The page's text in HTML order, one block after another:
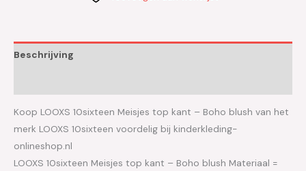
Beschrijving
Koop LOOXS 10sixteen Meisjes top kant – Boho blush van het
merk LOOXS 10sixteen voordelig bij kinderkleding-
onlineshop.nl
LOOXS 10sixteen Meisjes top kant – Boho blush Materiaal =